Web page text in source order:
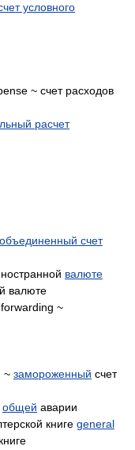
условного
~ счет расходов
расчет
счет
валюте
валюте
forwarding ~
~ замороженный счет
общей аварии
книге general